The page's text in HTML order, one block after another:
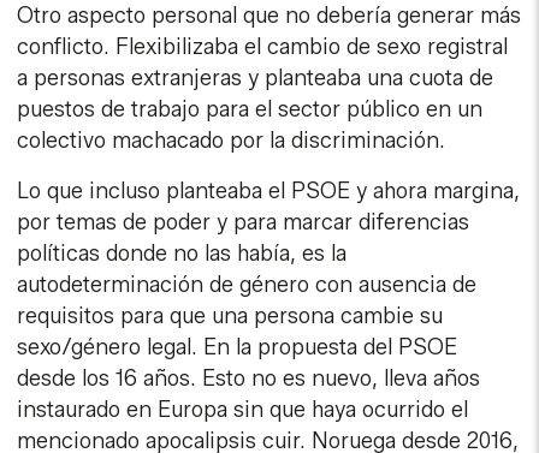
Otro aspecto personal que no debería generar más
conflicto. Flexibilizaba el cambio de sexo registral
a personas extranjeras y planteaba una cuota de
puestos de trabajo para el sector público en un
colectivo machacado por la discriminación.
Lo que incluso planteaba el PSOE y ahora margina,
por temas de poder y para marcar diferencias
políticas donde no las había, es la
autodeterminación de género con ausencia de
requisitos para que una persona cambie su
sexo/género legal. En la propuesta del PSOE
desde los 16 años. Esto no es nuevo, lleva años
instaurado en Europa sin que haya ocurrido el
mencionado apocalipsis cuir. Noruega desde 2016,